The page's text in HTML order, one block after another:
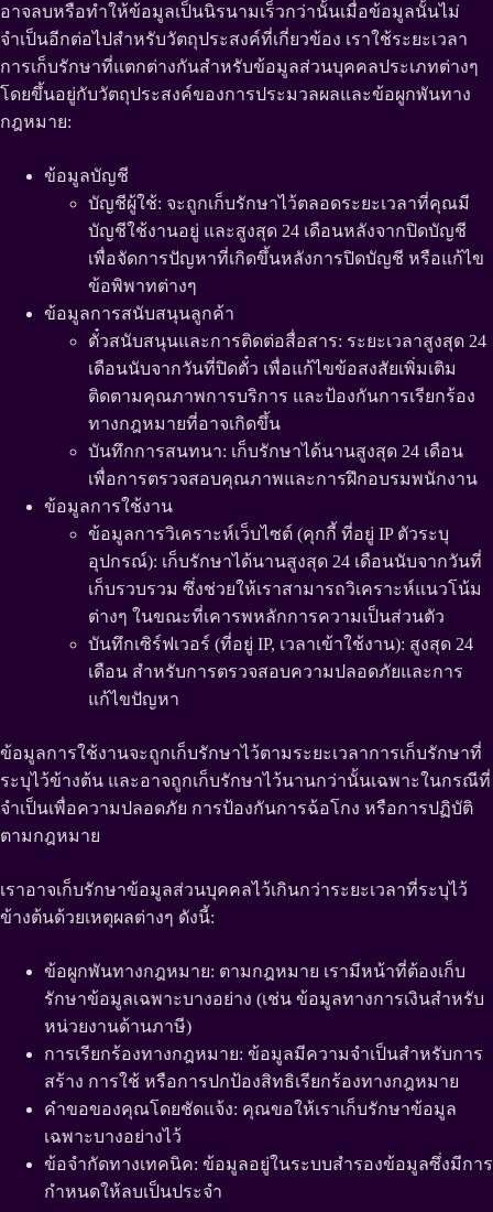
อาจลบหรือทำให้ข้อมูลเป็นนิรนามเร็วกว่านั้นเมื่อข้อมูลนั้นไม่
จำเป็นอีกต่อไปสำหรับวัตถุประสงค์ที่เกี่ยวข้อง เราใช้ระยะเวลา
การเก็บรักษาที่แตกต่างกันสำหรับข้อมูลส่วนบุคคลประเภทต่างๆ
โดยขึ้นอยู่กับวัตถุประสงค์ของการประมวลผลและข้อผูกพันทาง
กฎหมาย:
ข้อมูลบัญชี
บัญชีผู้ใช้: จะถูกเก็บรักษาไว้ตลอดระยะเวลาที่คุณมี
บัญชีใช้งานอยู่ และสูงสุด 24 เดือนหลังจากปิดบัญชี
เพื่อจัดการปัญหาที่เกิดขึ้นหลังการปิดบัญชี หรือแก้ไข
ข้อพิพาทต่างๆ
ข้อมูลการสนับสนุนลูกค้า
ตั๋วสนับสนุนและการติดต่อสื่อสาร: ระยะเวลาสูงสุด 24
เดือนนับจากวันที่ปิดตั๋ว เพื่อแก้ไขข้อสงสัยเพิ่มเติม
ติดตามคุณภาพการบริการ และป้องกันการเรียกร้อง
ทางกฎหมายที่อาจเกิดขึ้น
บันทึกการสนทนา: เก็บรักษาได้นานสูงสุด 24 เดือน
เพื่อการตรวจสอบคุณภาพและการฝึกอบรมพนักงาน
ข้อมูลการใช้งาน
ข้อมูลการวิเคราะห์เว็บไซต์ (คุกกี้ ที่อยู่ IP ตัวระบุ
อุปกรณ์): เก็บรักษาได้นานสูงสุด 24 เดือนนับจากวันที่
เก็บรวบรวม ซึ่งช่วยให้เราสามารถวิเคราะห์แนวโน้ม
ต่างๆ ในขณะที่เคารพหลักการความเป็นส่วนตัว
บันทึกเซิร์ฟเวอร์ (ที่อยู่ IP, เวลาเข้าใช้งาน): สูงสุด 24
เดือน สำหรับการตรวจสอบความปลอดภัยและการ
แก้ไขปัญหา
ข้อมูลการใช้งานจะถูกเก็บรักษาไว้ตามระยะเวลาการเก็บรักษาที่
ระบุไว้ข้างต้น และอาจถูกเก็บรักษาไว้นานกว่านั้นเฉพาะในกรณีที่
จำเป็นเพื่อความปลอดภัย การป้องกันการฉ้อโกง หรือการปฏิบัติ
ตามกฎหมาย
เราอาจเก็บรักษาข้อมูลส่วนบุคคลไว้เกินกว่าระยะเวลาที่ระบุไว้
ข้างต้นด้วยเหตุผลต่างๆ ดังนี้:
ข้อผูกพันทางกฎหมาย: ตามกฎหมาย เรามีหน้าที่ต้องเก็บ
รักษาข้อมูลเฉพาะบางอย่าง (เช่น ข้อมูลทางการเงินสำหรับ
หน่วยงานด้านภาษี)
การเรียกร้องทางกฎหมาย: ข้อมูลมีความจำเป็นสำหรับการ
สร้าง การใช้ หรือการปกป้องสิทธิเรียกร้องทางกฎหมาย
คำขอของคุณโดยชัดแจ้ง: คุณขอให้เราเก็บรักษาข้อมูล
เฉพาะบางอย่างไว้
ข้อจำกัดทางเทคนิค: ข้อมูลอยู่ในระบบสำรองข้อมูลซึ่งมีการ
กำหนดให้ลบเป็นประจำ